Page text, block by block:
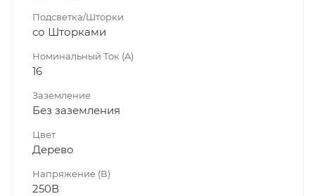
Подсветка/Шторки
со Шторками
Номинальный Ток (A)
16
Заземление
Без заземления
Цвет
Дерево
Напряжение (В)
250В